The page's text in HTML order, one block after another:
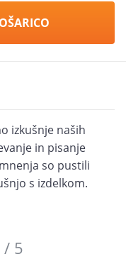
izkušnje naših
in pisanje
so pustili
s izdelkom.
/ 5